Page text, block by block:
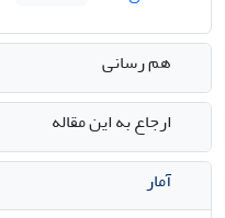
هم رسانی
ارجاع به این مقاله
آمار